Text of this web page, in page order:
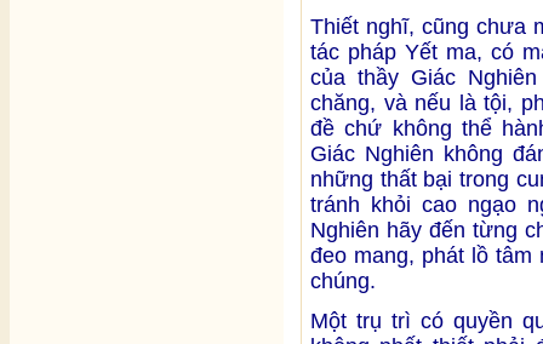
Thiết nghĩ, cũng chưa
tác pháp Yết ma, có
của thầy Giác
chăng, và nếu là tội,
đề chứ không thể
Giác Nghiên không
những thất bại trong
tránh khỏi cao ngạo
Nghiên hãy đến từng
đeo mang, phát lồ tâm
chúng.
Một trụ trì có quyền